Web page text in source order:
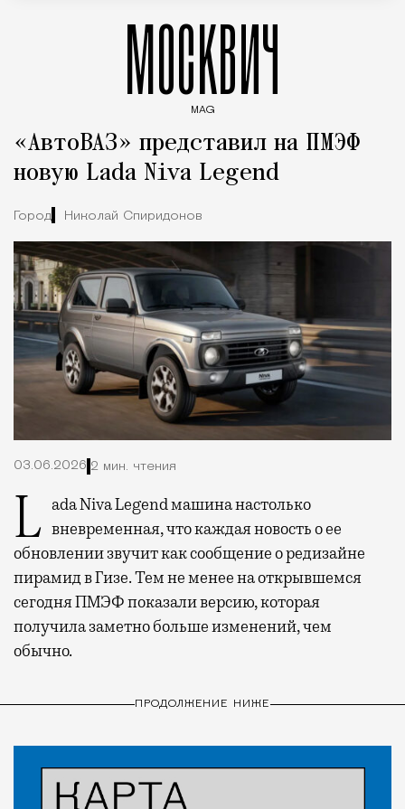
МОСКВИЧ
MAG
«АвтоВАЗ» представил на ПМЭФ
новую Lada Niva Legend
Город Николай Спиридонов
03.06.2026 2 мин. чтения
Lada Niva Legend машина настолько вневременная, что каждая новость о ее
обновлении звучит как сообщение о редизайне
пирамид в Гизе. Тем не менее на открывшемся
сегодня ПМЭФ показали версию, которая
получила заметно больше изменений, чем
обычно.
ПРОДОЛЖЕНИЕ НИЖЕ